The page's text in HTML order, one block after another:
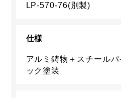
LP-570-76(別製)
仕様
アルミ鋳物＋スチールパ
ック塗装